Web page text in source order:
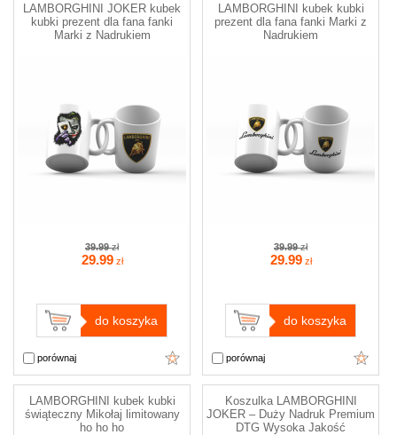
LAMBORGHINI JOKER kubek
kubki prezent dla fana fanki
Marki z Nadrukiem
39.99 zł
29.99 zł
do koszyka
porównaj
LAMBORGHINI kubek kubki
prezent dla fana fanki Marki z
Nadrukiem
39.99 zł
29.99 zł
do koszyka
porównaj
LAMBORGHINI kubek kubki
świąteczny Mikołaj limitowany
ho ho ho
Koszulka LAMBORGHINI
JOKER – Duży Nadruk Premium
DTG Wysoka Jakość